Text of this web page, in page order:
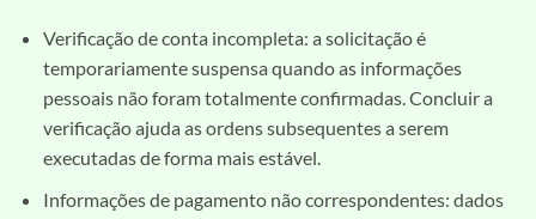
Verificação de conta incompleta: a solicitação é
temporariamente suspensa quando as informações
pessoais não foram totalmente confirmadas. Concluir a
verificação ajuda as ordens subsequentes a serem
executadas de forma mais estável.
Informações de pagamento não correspondentes: dados